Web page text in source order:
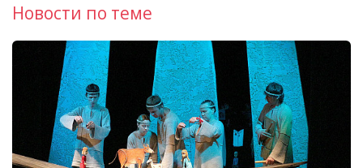
Новости по теме